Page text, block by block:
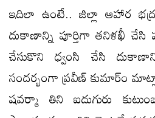
ఇదిలా ఉంటే.. జిల్లా ఆహార
దుకాణాన్ని పూర్తిగా తనిళఖీ చేసి
చేసుకొని ధ్వంసి చేసి
సందర్భంగా ప్రవీణ్ కుమార్ం
షవర్మా తిని ఐదుగురు